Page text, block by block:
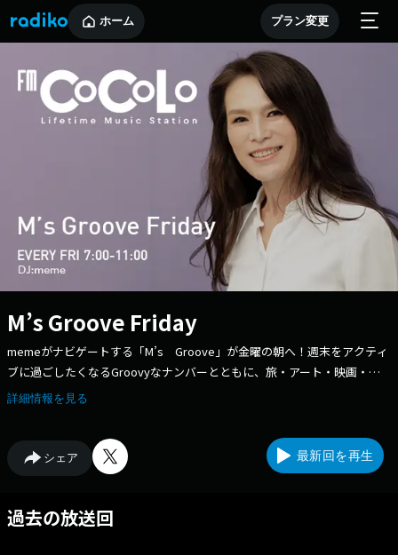
ホーム プラン変更
M’s Groove Friday
memeがナビゲートする「M’s Groove」が金曜の朝へ！週末をアクティ
ブに過ごしたくなるGroovyなナンバーとともに、旅・アート・映画・本
などのフレッシュなトピックをお届け。心躍る音楽と好奇心を刺激するカ
詳細情報を見る
シェア 最新回を再生
過去の放送回